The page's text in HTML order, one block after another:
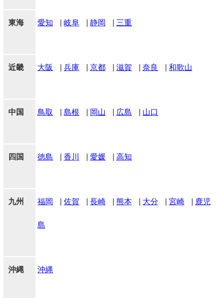
東海 愛知 岐阜 静岡 三重
近畿 大阪 兵庫 京都 滋賀 奈良 和歌山
中国 鳥取 島根 岡山 広島 山口
四国 徳島 香川 愛媛 高知
九州 福岡 佐賀 長崎 熊本 大分 宮崎 鹿児
島
沖縄 沖縄